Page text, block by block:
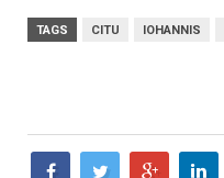
TAGS CITU IOHANNIS